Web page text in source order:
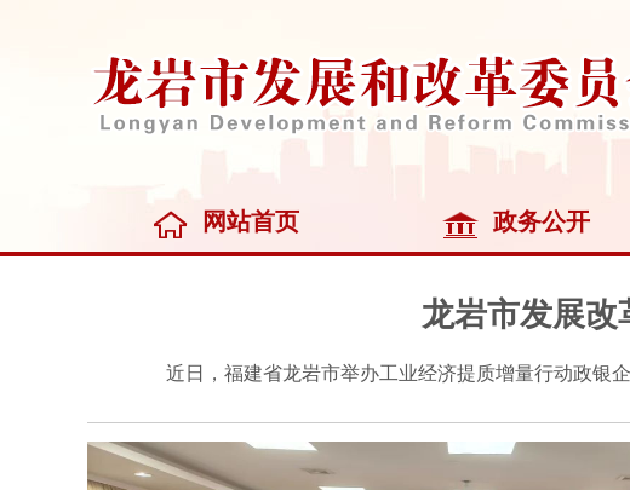
网站首页 政务公开
龙岩市发展改
近日，福建省龙岩市举办工业经济提质增量行动政银企